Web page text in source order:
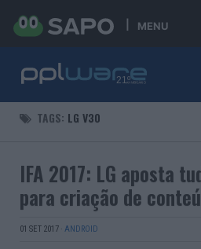
MENU
TAGS: LG V30
IFA 2017: LG aposta
para criação de
01 SET 2017 · ANDROID